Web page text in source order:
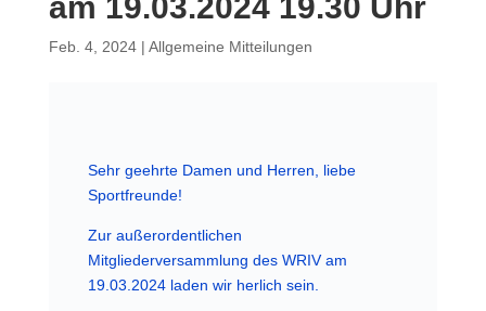
Feb. 4, 2024| Allgemeine Mitteilungen
Sehr geehrte Damen und Herren, liebe
Sportfreunde!
Zur außerordentlichen
Mitgliederversammlung des WRIV am
19.03.2024 laden wir herlich sein.